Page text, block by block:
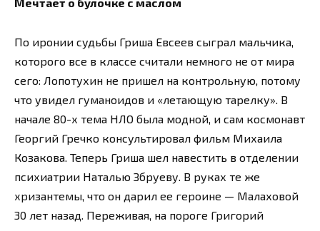
Мечтает о булочке с маслом
По иронии судьбы Гриша Евсеев сыграл мальчика,
которого все в классе считали немного не от мира
сего: Лопотухин не пришел на контрольную, потому
что увидел гуманоидов и «летающую тарелку». В
начале 80-х тема НЛО была модной, и сам космонавт
Георгий Гречко консультировал фильм Михаила
Козакова. Теперь Гриша шел навестить в отделении
психиатрии Наталью Збруеву. В руках те же
хризантемы, что он дарил ее героине — Малаховой
30 лет назад. Переживая, на пороге Григорий